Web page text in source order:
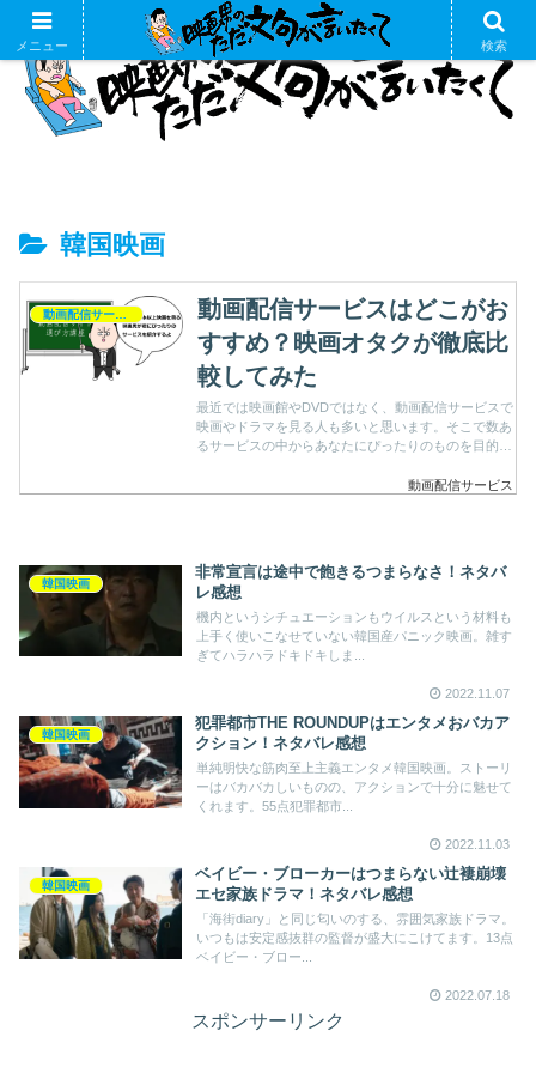
韓国映画
動画配信サービスはどこがお
すすめ？映画オタクが徹底比
較してみた
最近では映画館やDVDではなく、動画配信サービスで
映画やドラマを見る人も多いと思います。そこで数あ
るサービスの中からあなたにぴったりのものを目的別
動画配信サービス
韓国映画
非常宣言は途中で飽きるつまらなさ！ネタバ
レ感想
機内というシチュエーションもウイルスという材料も
上手く使いこなせていない韓国産パニック映画。雑す
ぎてハラハラドキドキしま...
2022.11.07
韓国映画
犯罪都市THE ROUNDUPはエンタメおバカア
クション！ネタバレ感想
単純明快な筋肉至上主義エンタメ韓国映画。ストーリ
ーはバカバカしいものの、アクションで十分に魅せて
くれます。55点犯罪都市...
2022.11.03
韓国映画
ベイビー・ブローカーはつまらない辻褄崩壊
エセ家族ドラマ！ネタバレ感想
「海街diary」と同じ匂いのする、雰囲気家族ドラマ。
いつもは安定感抜群の監督が盛大にこけてます。13点
ベイビー・ブロー...
2022.07.18
スポンサーリンク
メニュー 検索